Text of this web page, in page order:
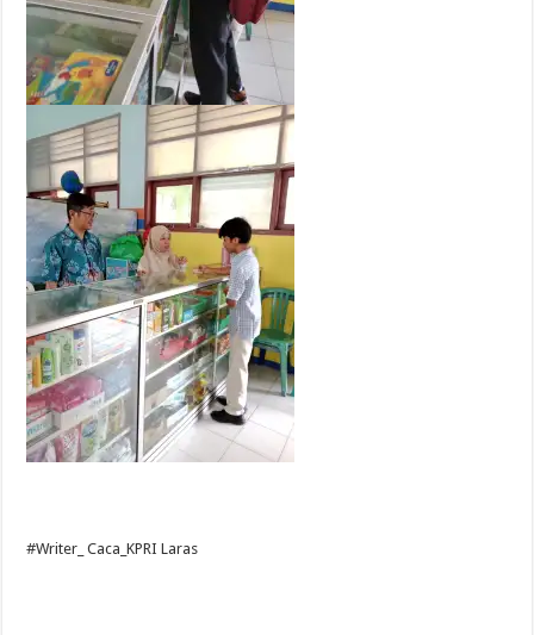
#Writer_ Caca_KPRI Laras